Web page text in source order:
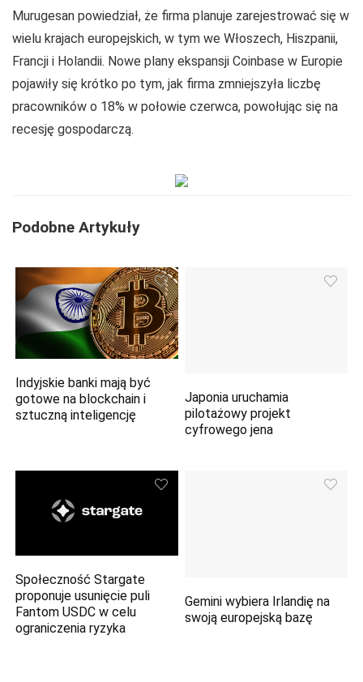
Murugesan powiedział, że firma planuje zarejestrować się w
wielu krajach europejskich, w tym we Włoszech, Hiszpanii,
Francji i Holandii. Nowe plany ekspansji Coinbase w Europie
pojawiły się krótko po tym, jak firma zmniejszyła liczbę
pracowników o 18% w połowie czerwca, powołując się na
recesję gospodarczą.
Podobne Artykuły
Indyjskie banki mają być
gotowe na blockchain i
sztuczną inteligencję
Japonia uruchamia
pilotażowy projekt
cyfrowego jena
Społeczność Stargate
proponuje usunięcie puli
Fantom USDC w celu
ograniczenia ryzyka
Gemini wybiera Irlandię na
swoją europejską bazę